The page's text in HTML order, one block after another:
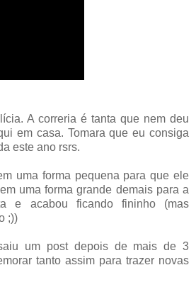
A correria é tanta que nem deu
em casa. Tomara que eu consiga
este ano rsrs.
uma forma pequena para que ele
uma forma grande demais para a
e acabou ficando fininho (mas
;))
um post depois de mais de 3
tanto assim para trazer novas